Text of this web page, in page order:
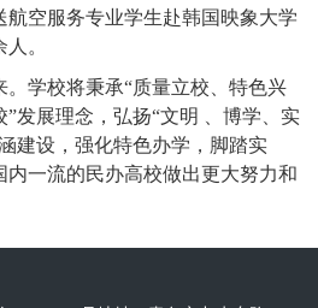
航空服务专业学生赴韩国映象大学
。
学校将秉承“质量立校、特色兴
发展理念，弘扬“文明 、博学、实
建设，强化特色办学，脚踏实
一流的民办高校做出更大努力和